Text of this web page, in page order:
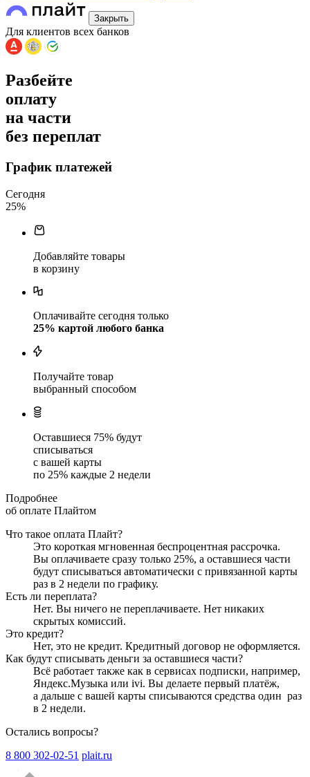
Закрыть
Для клиентов всех банков
Разбейте
оплату
на части
без переплат
График платежей
Сегодня
25%
Добавляйте товары
в корзину
Оплачивайте сегодня только
25% картой любого банка
Получайте товар
выбранный способом
Оставшиеся 75% будут
списываться
с вашей карты
по 25% каждые 2 недели
Подробнее
об оплате Плайтом
Что такое оплата Плайт?
Это короткая мгновенная беспроцентная рассрочка.
Вы оплачиваете сразу только 25%, а оставшиеся части
будут списываться автоматически с привязанной карты
раз в 2 недели по графику.
Есть ли переплата?
Нет. Вы ничего не переплачиваете. Нет никаких
скрытых комиссий.
Это кредит?
Нет, это не кредит. Кредитный договор не оформляется.
Как будут списывать деньги за оставшиеся части?
Всё работает также как в сервисах подписки, например,
Яндекс.Музыка или ivi. Вы делаете первый платёж,
а дальше с вашей карты списываются средства один раз
в 2 недели.
Остались вопросы?
8 800 302-02-51 plait.ru